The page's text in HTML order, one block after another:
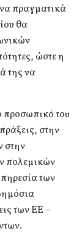
πραγματικά
θα
ώστε η
της να
προσωπικό του
στην
στην
πολεμικών
των
των ΕΕ –